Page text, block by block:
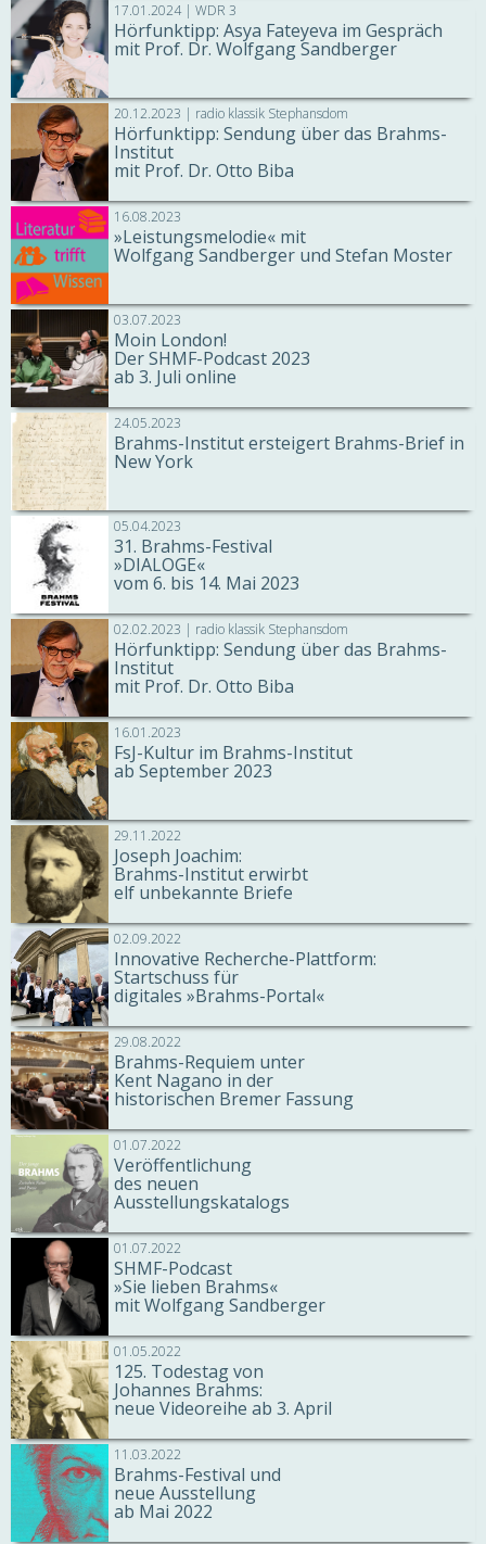
17.01.2024 | WDR 3
Hörfunktipp: Asya Fateyeva im Gespräch
mit Prof. Dr. Wolfgang Sandberger
20.12.2023 | radio klassik Stephansdom
Hörfunktipp: Sendung über das Brahms-
Institut
mit Prof. Dr. Otto Biba
16.08.2023
»Leistungsmelodie« mit
Wolfgang Sandberger und Stefan Moster
03.07.2023
Moin London!
Der SHMF-Podcast 2023
ab 3. Juli online
24.05.2023
Brahms-Institut ersteigert Brahms-Brief in
New York
05.04.2023
31. Brahms-Festival
»DIALOGE«
vom 6. bis 14. Mai 2023
02.02.2023 | radio klassik Stephansdom
Hörfunktipp: Sendung über das Brahms-
Institut
mit Prof. Dr. Otto Biba
16.01.2023
FsJ-Kultur im Brahms-Institut
ab September 2023
29.11.2022
Joseph Joachim:
Brahms-Institut erwirbt
elf unbekannte Briefe
02.09.2022
Innovative Recherche-Plattform:
Startschuss für
digitales »Brahms-Portal«
29.08.2022
Brahms-Requiem unter
Kent Nagano in der
historischen Bremer Fassung
01.07.2022
Veröffentlichung
des neuen
Ausstellungskatalogs
01.07.2022
SHMF-Podcast
»Sie lieben Brahms«
mit Wolfgang Sandberger
01.05.2022
125. Todestag von
Johannes Brahms:
neue Videoreihe ab 3. April
11.03.2022
Brahms-Festival und
neue Ausstellung
ab Mai 2022